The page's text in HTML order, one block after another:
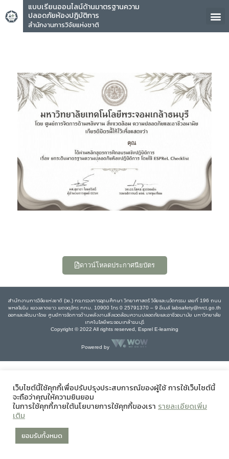
แบบเรียนออนไลน์ด้านมาตรฐานความ
ปลอดภัยห้องปฏิบัติการ
สำนักงานการวิจัยแห่งชาติ
คุณ
ดาวน์โหลดประกาศนียบัตร
สำนักงานการวิจัยแห่งชาติ (วช.) กระทรวงการอุดมศึกษา วิทยาศาสตร์ วิจัยและนวัตกรรม เลขที่ 196 ถนน
พหลโยธิน แขวงลาดยาว เขตจตุจักร กทม. 10900 โทร 0 25791370 – 9 อีเมล์ labsafety@nrct.go.th
ออกและพัฒนาโดย ศูนย์การจัดการด้านพลังงานสิ่งแวดล้อมความปลอดภัยและอาชีวอนามัย มหาวิทยาลัย
เทคโนโลยีพระจอมเกล้าธนบุรี
Copyright © 2022 All rights reserved, Esprel E-learning
Powered by
เว็บไซต์นี้ใช้คุกกี้เพื่อปรับปรุงประสบการณ์ของผู้ใช้ การใช้เว็บไซต์นี้
จะถือว่าคุณให้ความยินยอม
ในการใช้คุกกี้ภายใต้นโยบายการใช้คุกกี้ของเรา รายละเอียดเพิ่ม
เติม
ยอมรับทั้งหมด